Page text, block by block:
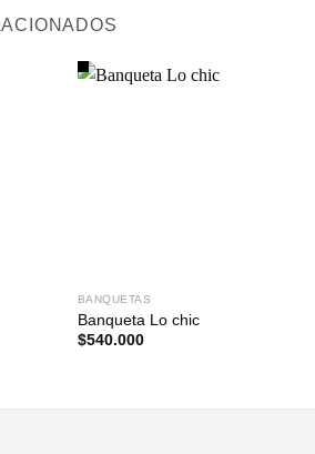
BANQUETAS
Banqueta Lo chic
$540.000